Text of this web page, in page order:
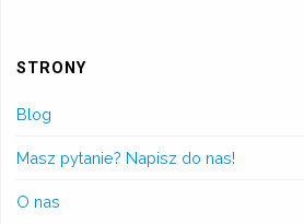
STRONY
Blog
Masz pytanie? Napisz do nas!
O nas